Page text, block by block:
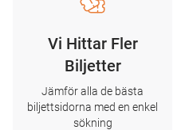
Vi Hittar Fler
Biljetter
Jämför alla de bästa
biljettsidorna med en enkel
sökning